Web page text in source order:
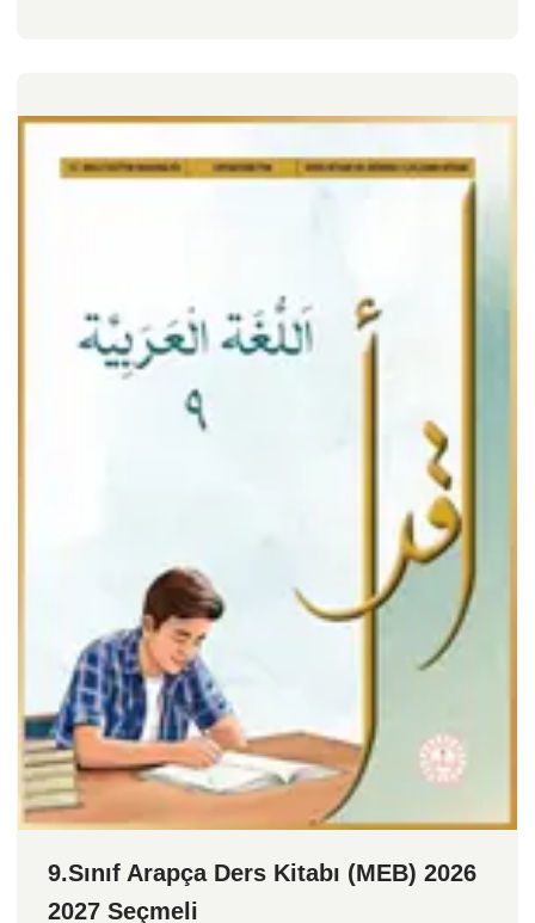
9.Sınıf Arapça Ders Kitabı (MEB) 2026
2027 Seçmeli